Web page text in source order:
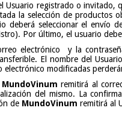
Usuario registrado o invitado,
la selección de productos
deberá seleccionar el
Por último, el usuario
electrónico y la
El nombre del
modificadas
MundoVinum remitirá al
del mismo. La
de MundoVinum remitirá al